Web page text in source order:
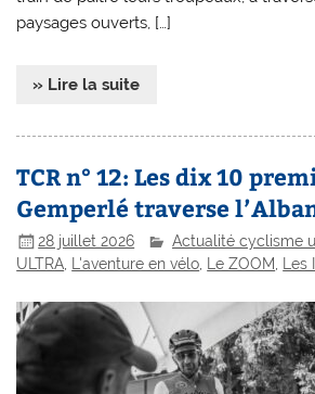
paysages ouverts, […]
» Lire la suite
TCR n° 12: Les dix 10
Gemperlé traverse
28 juillet 2026 Actualité cyclisme
ULTRA, L'aventure en vélo, Le ZOOM, Les